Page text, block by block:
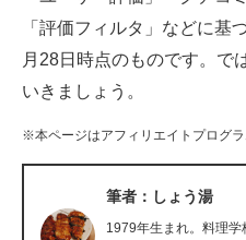
企業ITのトレンドを詳説
ITエンジニア向け専門サイト
「評価フィルタ」などに基
月28日時点のものです。で
いきましょう。
※本ページはアフィリエイトプログ
筆者：しょう湯
1979年生まれ。料理